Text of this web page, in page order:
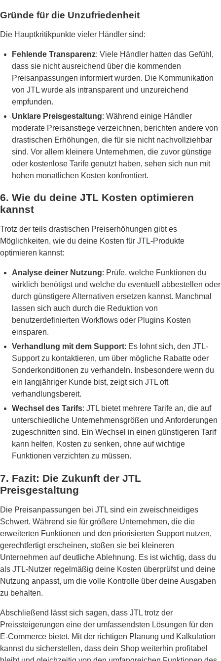
Gründe für die Unzufriedenheit
Die Hauptkritikpunkte vieler Händler sind:
Fehlende Transparenz: Viele Händler hatten das Gefühl,
dass sie nicht ausreichend über die kommenden
Preisanpassungen informiert wurden. Die Kommunikation
von JTL wurde als intransparent und unzureichend
empfunden.
Unklare Preisgestaltung: Während einige Händler
moderate Preisanstiege verzeichnen, berichten andere von
drastischen Erhöhungen, die für sie nicht nachvollziehbar
sind. Vor allem kleinere Unternehmen, die zuvor günstige
oder kostenlose Tarife genutzt haben, sehen sich nun mit
hohen monatlichen Kosten konfrontiert.
6. Wie du deine JTL Kosten optimieren
kannst
Trotz der teils drastischen Preiserhöhungen gibt es
Möglichkeiten, wie du deine Kosten für JTL-Produkte
optimieren kannst:
Analyse deiner Nutzung: Prüfe, welche Funktionen du
wirklich benötigst und welche du eventuell abbestellen oder
durch günstigere Alternativen ersetzen kannst. Manchmal
lassen sich auch durch die Reduktion von
benutzerdefinierten Workflows oder Plugins Kosten
einsparen.
Verhandlung mit dem Support: Es lohnt sich, den JTL-
Support zu kontaktieren, um über mögliche Rabatte oder
Sonderkonditionen zu verhandeln. Insbesondere wenn du
ein langjähriger Kunde bist, zeigt sich JTL oft
verhandlungsbereit.
Wechsel des Tarifs: JTL bietet mehrere Tarife an, die auf
unterschiedliche Unternehmensgrößen und Anforderungen
zugeschnitten sind. Ein Wechsel in einen günstigeren Tarif
kann helfen, Kosten zu senken, ohne auf wichtige
Funktionen verzichten zu müssen.
7. Fazit: Die Zukunft der JTL
Preisgestaltung
Die Preisanpassungen bei JTL sind ein zweischneidiges
Schwert. Während sie für größere Unternehmen, die die
erweiterten Funktionen und den priorisierten Support nutzen,
gerechtfertigt erscheinen, stoßen sie bei kleineren
Unternehmen auf deutliche Ablehnung. Es ist wichtig, dass du
als JTL-Nutzer regelmäßig deine Kosten überprüfst und deine
Nutzung anpasst, um die volle Kontrolle über deine Ausgaben
zu behalten.
Abschließend lässt sich sagen, dass JTL trotz der
Preissteigerungen eine der umfassendsten Lösungen für den
E-Commerce bietet. Mit der richtigen Planung und Kalkulation
kannst du sicherstellen, dass dein Shop weiterhin profitabel